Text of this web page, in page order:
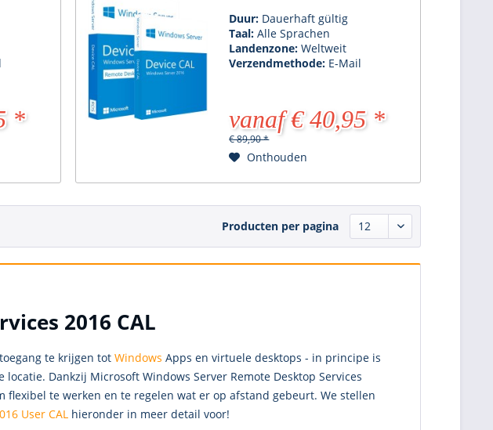
*
Duur: Dauerhaft gültig
Taal:Alle Sprachen
Landenzone:Weltweit
Verzendmethode: E-Mail
vanaf € 40,95 *
€ 89,90 *
Onthouden
Producten per pagina
2016 CAL
te krijgen tot Windows Apps en virtuele desktops - in principe is
Dankzij Microsoft Windows Server Remote Desktop Services
flexibel te werken en te regelen wat er op afstand gebeurt. We stellen
User CAL hieronder in meer detail voor!